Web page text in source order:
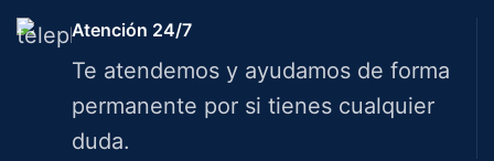
Atención 24/7
Te atendemos y ayudamos de forma
permanente por si tienes cualquier
duda.